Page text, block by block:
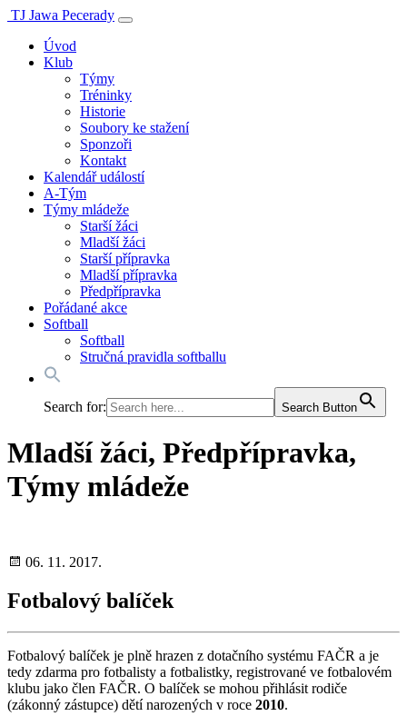
TJ Jawa Pecerady
Úvod
Klub
Týmy
Tréninky
Historie
Soubory ke stažení
Sponzoři
Kontakt
Kalendář událostí
A-Tým
Týmy mládeže
Starší žáci
Mladší žáci
Starší přípravka
Mladší přípravka
Předpřípravka
Pořádané akce
Softball
Softball
Stručná pravidla softballu
Search for: Search Button
Mladší žáci, Předpřípravka,
Týmy mládeže
06. 11. 2017.
Fotbalový balíček
Fotbalový balíček je plně hrazen z dotačního systému FAČR a je
tedy zdarma pro fotbalisty a fotbalistky, registrované ve fotbalovém
klubu jako člen FAČR. O balíček se mohou přihlásit rodiče
(zákonný zástupce) dětí narozených v roce 2010.